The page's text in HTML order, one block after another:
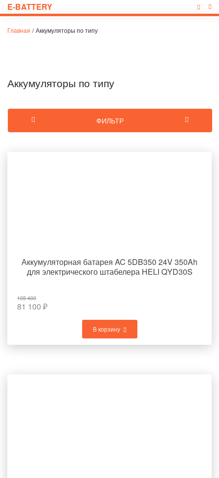
E-BATTERY
Главная / Аккумуляторы по типу
Аккумуляторы по типу
Аккумуляторная батарея AC 5DB350 24V 350Ah
для электрического штабелера HELI QYD30S
105 400
81 100 ₽
В корзину
ФИЛЬТР